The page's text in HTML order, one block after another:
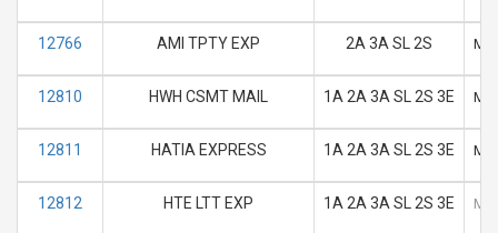
12766 AMI TPTY EXP 2A 3A SL 2S M
12810 HWH CSMT MAIL 1A 2A 3A SL 2S 3E M
12811 HATIA EXPRESS 1A 2A 3A SL 2S 3E M
12812 HTE LTT EXP 1A 2A 3A SL 2S 3E M